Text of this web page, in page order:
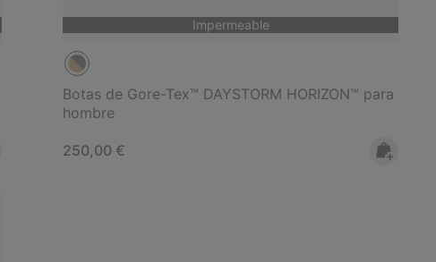
Impermeable
Botas de Gore-Tex™ DAYSTORM HORIZON™ para
hombre
Regular price:
250,00 €